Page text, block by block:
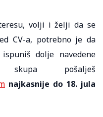
volji i želji da se
CV-a, potrebno je da
dolje navedene
pošalješ
najkasnije do 18. jula